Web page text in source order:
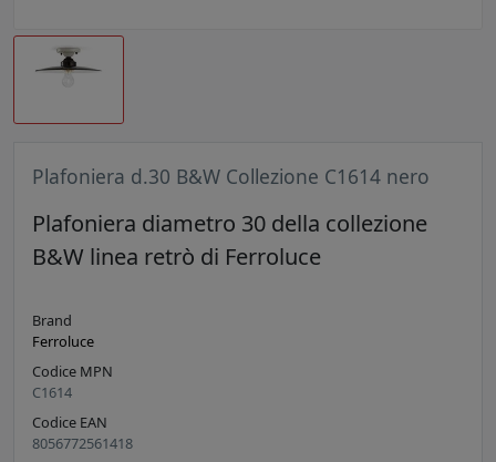
Plafoniera d.30 B&W Collezione C1614 nero
Plafoniera diametro 30 della collezione
B&W linea retrò di Ferroluce
Brand
Ferroluce
Codice MPN
C1614
Codice EAN
8056772561418